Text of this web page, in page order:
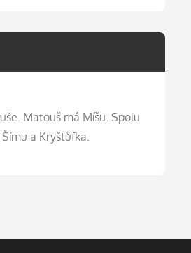
Matouš má Míšu. Spolu
Šímu a Kryštůfka.